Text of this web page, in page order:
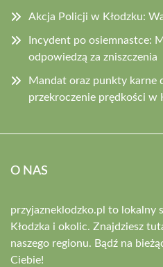
Akcja Policji w Kłodzku:
Incydent po osiemnastce:
odpowiedzą za zniszczenia
Mandat oraz punkty karne
przekroczenie prędkości w
O NAS
przyjazneklodzko.pl to lokalny
Kłodzka i okolic. Znajdziesz
naszego regionu. Bądź na
Ciebie!